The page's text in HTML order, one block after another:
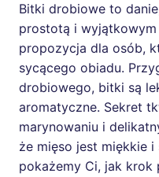
Bitki drobiowe to
prostotą i wyjątkowym
propozycja dla osób,
sycącego obiadu.
drobiowego, bitki są
aromatyczne. Sekret
marynowaniu i
że mięso jest miękkie
pokażemy Ci, jak